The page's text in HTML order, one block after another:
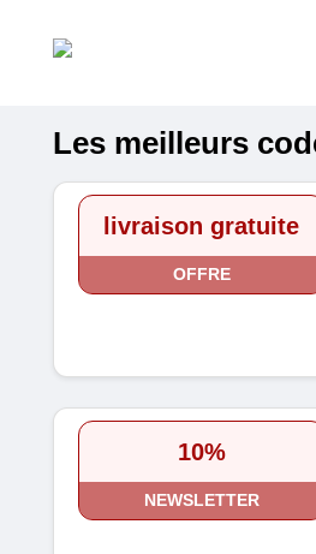
Les meilleurs
livraison gratuite
OFFRE
10%
NEWSLETTER